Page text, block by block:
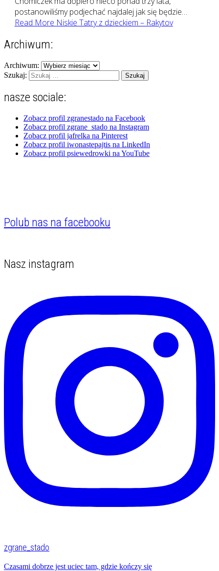
postanowiliśmy podjechać najdalej jak się będzie…
Read More Niskie Tatry z dzieckiem – Rakytov
Archiwum:
Archiwum:
Szukaj:
nasze sociale:
Zobacz profil zgranestado na Facebook
Zobacz profil zgrane_stado na Instagram
Zobacz profil jafrelka na Pinterest
Zobacz profil iwonastepajtis na LinkedIn
Zobacz profil psiewedrowki na YouTube
Polub nas na facebooku
Nasz instagram
zgrane_stado
Czasami dobrze jest uciec tam, gdzie kończy się